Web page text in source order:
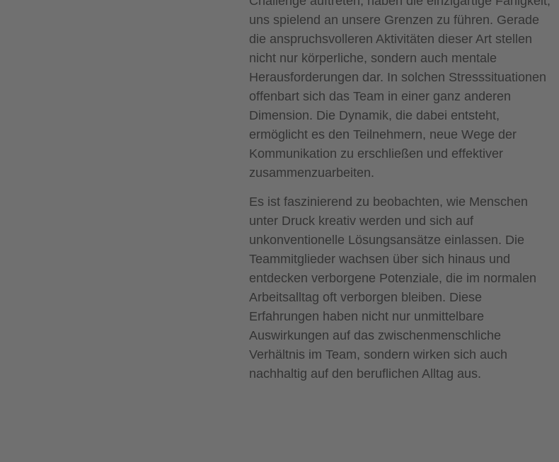
uns spielend an unsere Grenzen zu führen. Gerade
die anspruchsvolleren Aktivitäten dieser Art stellen
nicht nur körperliche, sondern auch mentale
Herausforderungen dar. In solchen Stresssituationen
offenbart sich das Team in einer ganz anderen
Dimension. Die Dynamik, die dabei entsteht,
ermöglicht es den Teilnehmern, neue Wege der
Kommunikation zu erschließen und effektiver
zusammenzuarbeiten.
Es ist faszinierend zu beobachten, wie Menschen
unter Druck kreativ werden und sich auf
unkonventionelle Lösungsansätze einlassen. Die
Teammitglieder wachsen über sich hinaus und
entdecken verborgene Potenziale, die im normalen
Arbeitsalltag oft verborgen bleiben. Diese
Erfahrungen haben nicht nur unmittelbare
Auswirkungen auf das zwischenmenschliche
Verhältnis im Team, sondern wirken sich auch
nachhaltig auf den beruflichen Alltag aus.